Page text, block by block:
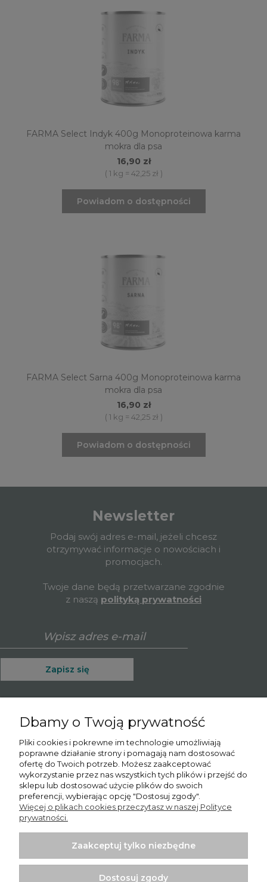
FARMA Select Indyk 400g Monoproteinowa karma
mokra dla psa
16,90 zł
( 1 kg = 42,25 zł )
Powiadom o dostępności
FARMA Select Sarna 400g Monoproteinowa karma
mokra dla psa
16,90 zł
( 1 kg = 42,25 zł )
Powiadom o dostępności
Newsletter
Podaj swój adres e-mail, jeżeli chcesz
otrzymywać informacje o nowościach i
promocjach.
Twoje dane będą przetwarzane zgodnie
z naszą polityką prywatności
Zapisz się
Informacje
Moje konto
Płatności i dostawa
Potrzebujesz pomocy? Skontaktuj się z nami!
780065102
sprzedaz@psishop.pl
Dbamy o Twoją prywatność
Pliki cookies i pokrewne im technologie umożliwiają
poprawne działanie strony i pomagają nam dostosować
ofertę do Twoich potrzeb. Możesz zaakceptować
wykorzystanie przez nas wszystkich tych plików i przejść do
sklepu lub dostosować użycie plików do swoich
preferencji, wybierając opcję "Dostosuj zgody".
Więcej o plikach cookies przeczytasz w naszej Polityce
prywatności.
Zaakceptuj tylko niezbędne
Dostosuj zgody